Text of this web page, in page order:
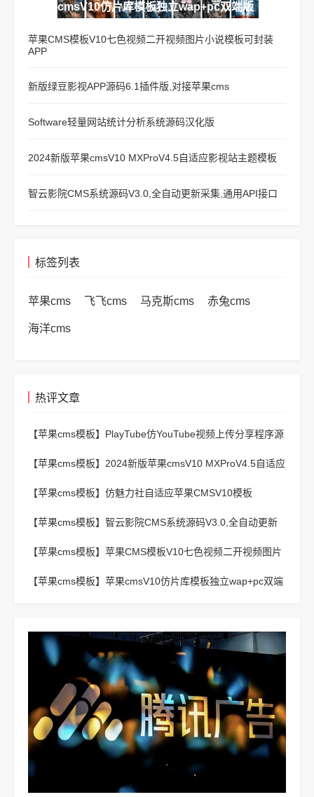
苹果cmsV10仿片库模板独立wap+pc双端版
苹果CMS模板V10七色视频二开视频图片小说模板可封装
APP
新版绿豆影视APP源码6.1插件版,对接苹果cms
Software轻量网站统计分析系统源码汉化版
2024新版苹果cmsV10 MXProV4.5自适应影视站主题模板
智云影院CMS系统源码V3.0,全自动更新采集,通用API接口
标签列表
苹果cms 飞飞cms 马克斯cms 赤兔cms
海洋cms
热评文章
【苹果cms模板】 PlayTube仿YouTube视频上传分享程序源
【苹果cms模板】 2024新版苹果cmsV10 MXProV4.5自适应
【苹果cms模板】 仿魅力社自适应苹果CMSV10模板
【苹果cms模板】 智云影院CMS系统源码V3.0,全自动更新
【苹果cms模板】 苹果CMS模板V10七色视频二开视频图片
【苹果cms模板】 苹果cmsV10仿片库模板独立wap+pc双端